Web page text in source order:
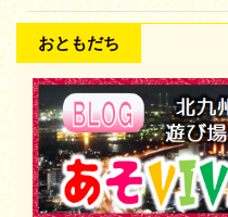
おともだち